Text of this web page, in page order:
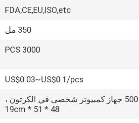
FDA,CE,EU,ISO,etc
350 مل
3000 PCS
US$0.03~US$0.1/pcs
500 جهاز كمبيوتر شخصى في الكرتون ،
48 * 51 * 19cm